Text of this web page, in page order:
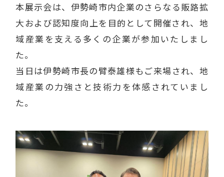
本展示会は、伊勢崎市内企業のさらなる販路拡
大および認知度向上を目的として開催され、地
域産業を支える多くの企業が参加いたしまし
た。
当日は伊勢崎市長の臂泰雄様もご来場され、地
域産業の力強さと技術力を体感されていまし
た。